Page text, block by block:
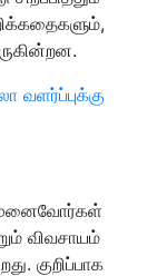
வளர்ப்புக்கு
விவசாயம்
குறிப்பாக